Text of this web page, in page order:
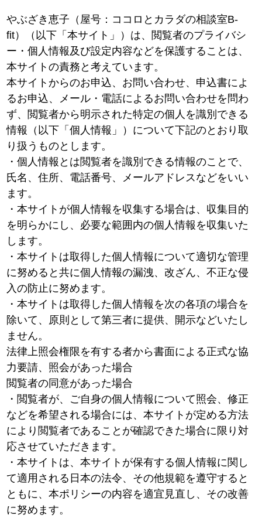
やぶざき恵子（屋号：ココロとカラダの相談室B-
fit）（以下「本サイト」）は、閲覧者のプライバシ
ー・個人情報及び設定内容などを保護することは、
本サイトの責務と考えています。
本サイトからのお申込、お問い合わせ、申込書によ
るお申込、メール・電話によるお問い合わせを問わ
ず、閲覧者から明示された特定の個人を識別できる
情報（以下「個人情報」）について下記のとおり取
り扱うものとします。
・個人情報とは閲覧者を識別できる情報のことで、
氏名、住所、電話番号、メールアドレスなどをいい
ます。
・本サイトが個人情報を収集する場合は、収集目的
を明らかにし、必要な範囲内の個人情報を収集いた
します。
・本サイトは取得した個人情報について適切な管理
に努めると共に個人情報の漏洩、改ざん、不正な侵
入の防止に努めます。
・本サイトは取得した個人情報を次の各項の場合を
除いて、原則として第三者に提供、開示などいたし
ません。
法律上照会権限を有する者から書面による正式な協
力要請、照会があった場合
閲覧者の同意があった場合
・閲覧者が、ご自身の個人情報について照会、修正
などを希望される場合には、本サイトが定める方法
により閲覧者であることが確認できた場合に限り対
応させていただきます。
・本サイトは、本サイトが保有する個人情報に関し
て適用される日本の法令、その他規範を遵守すると
ともに、本ポリシーの内容を適宜見直し、その改善
に努めます。